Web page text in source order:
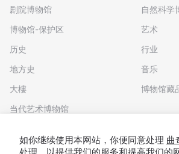
剧院博物馆
博物馆-保护区
历史
地方史
大樓
当代艺术博物馆
自然科学
艺术
行业
音乐
博物馆藏
如你继续使用本网站，你便同意处理 曲